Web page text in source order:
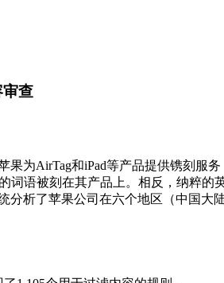
查
为AirTag和iPad等产品提供镌刻
词语被刻在其产品上。相反，纳粹
析了苹果公司在六个地区（中国